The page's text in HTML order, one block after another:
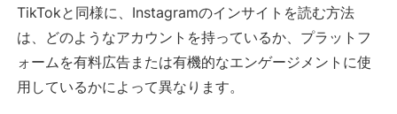
TikTokと同様に、Instagramのインサイトを読む方法
は、どのようなアカウントを持っているか、プラットフ
ォームを有料広告または有機的なエンゲージメントに使
用しているかによって異なります。